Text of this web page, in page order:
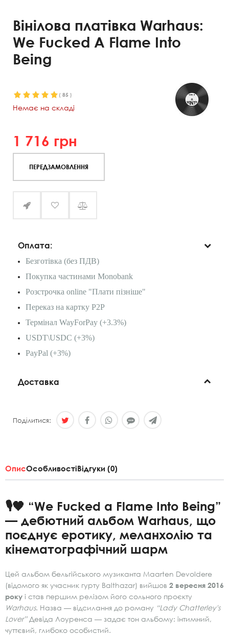
Вінілова платівка Warhaus:
We Fucked A Flame Into
Being
( 85 )
Немає на складі
1 716 грн
ПЕРЕДЗАМОВЛЕННЯ
Оплата:
Безготівка (без ПДВ)
Покупка частинами Monobank
Розстрочка online "Плати пізніше"
Переказ на картку P2P
Термінал WayForPay (+3.3%)
USDT\USDC (+3%)
PayPal (+3%)
Доставка
Поділитися:
ОписОсобливостіВідгуки (0)
🎙️🖤 “We Fucked a Flame Into Being”
— дебютний альбом Warhaus, що
поєднує еротику, меланхолію та
кінематографічний шарм
Цей альбом бельгійського музиканта Maarten Devoldere
(відомого як учасник гурту Balthazar) вийшов 2 вересня 2016
року і став першим релізом його сольного проєкту
Warhaus. Назва — відсилання до роману “Lady Chatterley's
Lover”Девіда Лоуренса — задає тон альбому: інтимний,
чуттєвий, глибоко особистий.